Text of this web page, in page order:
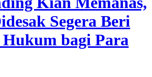
Segera Beri
bagi Para